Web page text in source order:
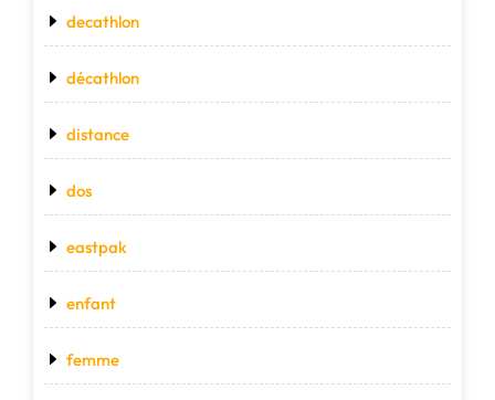
decathlon
décathlon
distance
dos
eastpak
enfant
femme